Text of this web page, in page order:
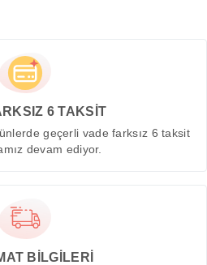
6 TAKSİT
geçerli vade farksız 6 taksit
devam ediyor.
BİLGİLERİ